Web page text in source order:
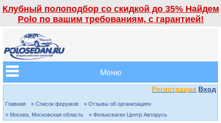
Клубный полоподбор со скидкой до 35% Найдем
Polo по вашим требованиям, с гарантией!
Меню
Регистрация Вход
Главная » Список форумов
» Отзывы об организациях
» Москва, Московская область
» Фольксваген Центр Авторусь